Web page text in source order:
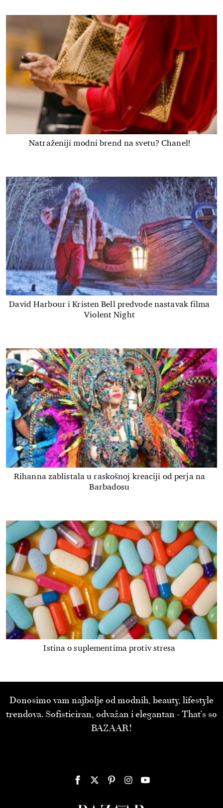
Natraženiji modni brend na svetu? Chanel!
David Harbour i Kristen Bell predvode nastavak filma
Violent Night
Rihanna zablistala u raskošnoj kreaciji od perja na
Barbadosu
Istina o suplementima protiv stresa
Donosimo vam najbolje od modnih, beauty, lifestyle
trendova. Sofisticiran, odvažan i elegantan - That’s so
BAZAAR!